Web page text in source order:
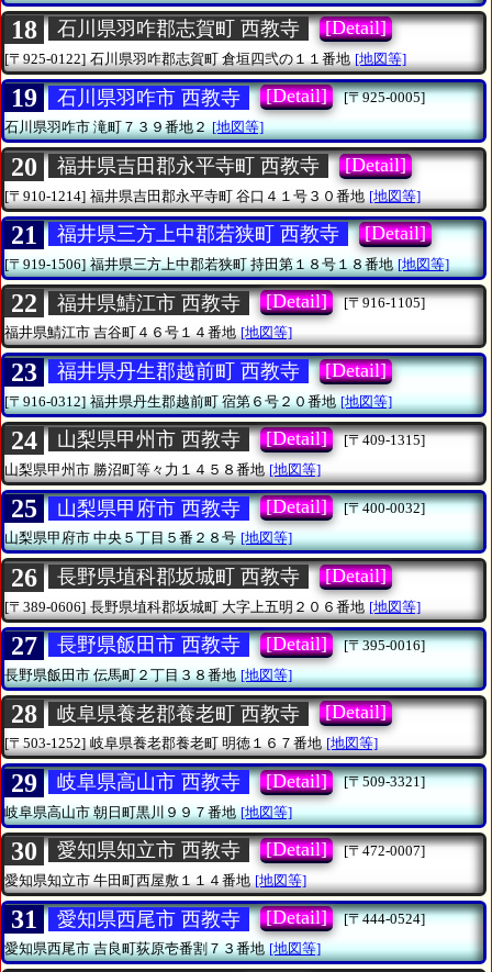
18 石川県羽咋郡志賀町 西教寺 [Detail]
[〒925-0122] 石川県羽咋郡志賀町 倉垣四弐の１１番地 [地図等]
19 石川県羽咋市 西教寺 [Detail]
[〒925-0005]
石川県羽咋市滝町７３９番地２ [地図等]
20 福井県吉田郡永平寺町 西教寺 [Detail]
[〒910-1214] 福井県吉田郡永平寺町 谷口４１号３０番地 [地図等]
21 福井県三方上中郡若狭町 西教寺 [Detail]
[〒919-1506] 福井県三方上中郡若狭町持田第１８号１８番地 [地図等]
22 福井県鯖江市 西教寺 [Detail]
[〒916-1105]
福井県鯖江市吉谷町４６号１４番地 [地図等]
23 福井県丹生郡越前町 西教寺 [Detail]
[〒916-0312] 福井県丹生郡越前町宿第６号２０番地 [地図等]
24 山梨県甲州市 西教寺 [Detail]
[〒409-1315]
山梨県甲州市 勝沼町等々力１４５８番地 [地図等]
25 山梨県甲府市 西教寺 [Detail]
[〒400-0032]
山梨県甲府市中央５丁目５番２８号 [地図等]
26 長野県埴科郡坂城町 西教寺 [Detail]
[〒389-0606] 長野県埴科郡坂城町 大字上五明２０６番地 [地図等]
27 長野県飯田市 西教寺 [Detail]
[〒395-0016]
長野県飯田市伝馬町２丁目３８番地 [地図等]
28 岐阜県養老郡養老町 西教寺 [Detail]
[〒503-1252] 岐阜県養老郡養老町明徳１６７番地 [地図等]
29 岐阜県高山市 西教寺 [Detail]
[〒509-3321]
岐阜県高山市朝日町黒川９９７番地 [地図等]
30 愛知県知立市 西教寺 [Detail]
[〒472-0007]
愛知県知立市 牛田町西屋敷１１４番地 [地図等]
31 愛知県西尾市 西教寺 [Detail]
[〒444-0524]
愛知県西尾市吉良町荻原壱番割７３番地 [地図等]